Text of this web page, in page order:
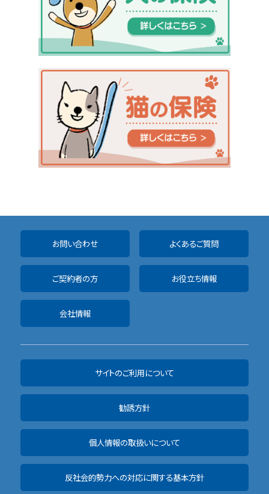
お問い合わせ よくあるご質問
ご契約者の方 お役立ち情報
会社情報
サイトのご利用について
勧誘方針
個人情報の取扱いについて
反社会的勢力への対応に関する基本方針